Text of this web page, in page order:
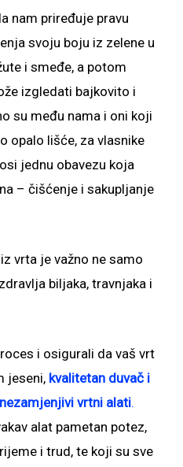
nam priređuje pravu
svoju boju iz zelene u
i smeđe, a potom
izgledati bajkovito i
su među nama i oni koji
opalo lišće, za vlasnike
jednu obavezu koja
– čišćenje i sakupljanje
vrta je važno ne samo
biljaka, travnjaka i
i osigurali da vaš vrt
jeseni, kvalitetan duvač i
vrtni alati.
alat pametan potez,
i trud, te koji su sve